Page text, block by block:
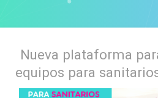
Nueva plataforma
equipos para